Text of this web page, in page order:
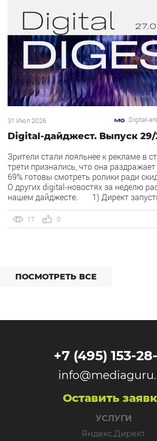
31 Июл 2026 Digital-
Digital-дайджест. Выпуск 29/
Зрители стали лояльнее к рекламе в
трети признались, что она
69% готовы смотреть ролики ради
О других digital-новостях за неделю
нашем дайджесте. 1) Директ
встроенный динамический
интеграций со сторонними
17 0
ПОСМОТРЕТЬ ВСЕ
+7 (495) 153-
Оставить
УСЛУГИ
Яндекс.Директ